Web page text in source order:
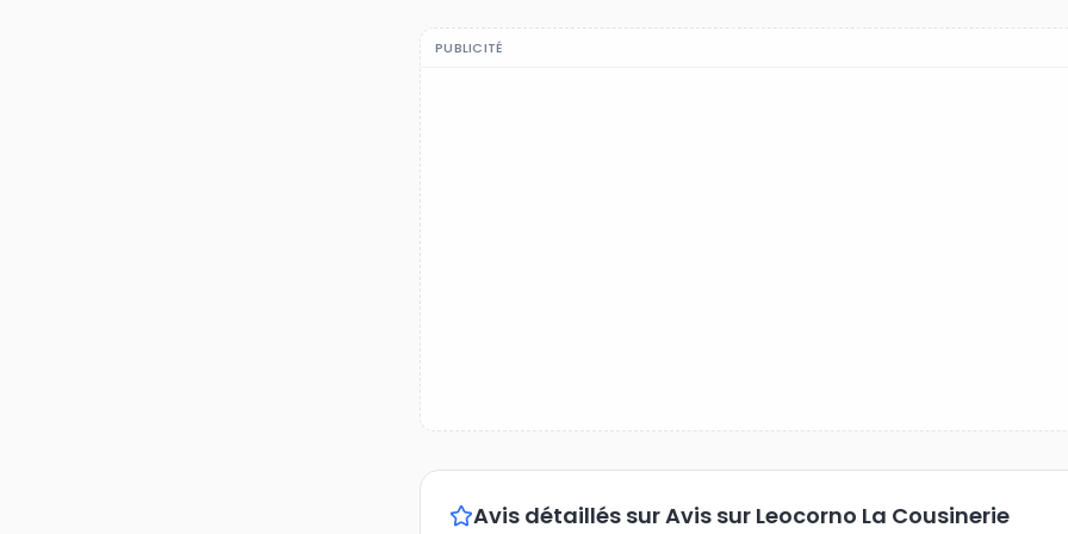
PUBLICITÉ
Avis détaillés sur Avis sur Leocorno La Cousinerie